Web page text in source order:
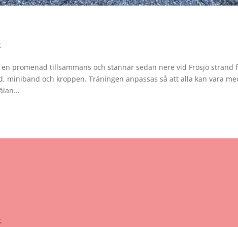
promenad tillsammans och stannar sedan nere vid Frösjö strand
miniband och kroppen. Träningen anpassas så att alla kan vara